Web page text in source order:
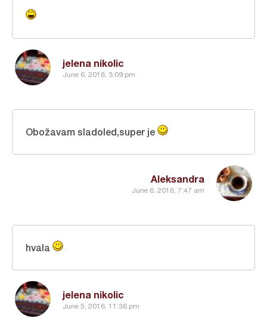
jelena nikolic
June 6, 2016, 3:09 pm
Aleksandra
June 6, 2016, 7:47 am
Obožavam sladoled,super je
jelena nikolic
June 5, 2016, 11:36 pm
hvala